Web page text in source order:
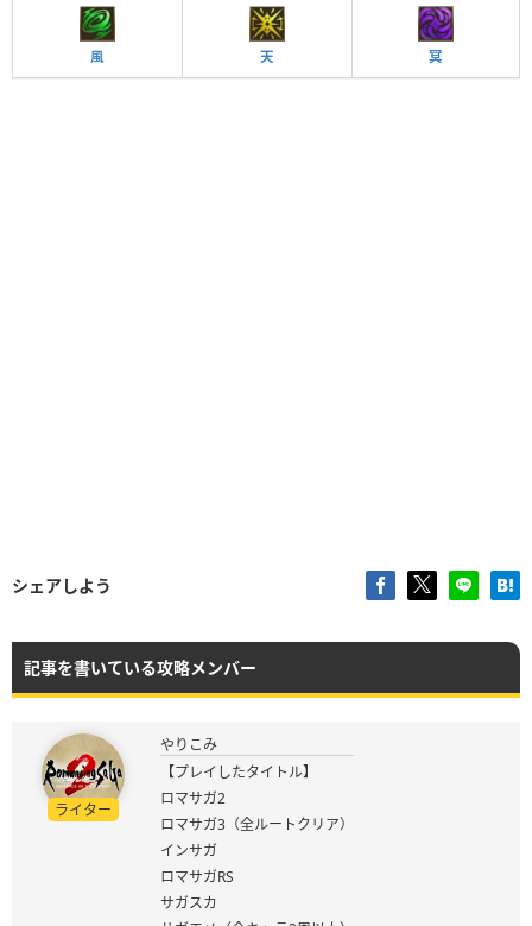
風 天 冥
シェアしよう
記事を書いている攻略メンバー
ライター
やりこみ
【プレイしたタイトル】
ロマサガ2
ロマサガ3（全ルートクリア）
インサガ
ロマサガRS
サガスカ